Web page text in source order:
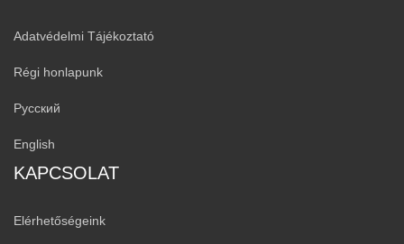
Adatvédelmi Tájékoztató
Régi honlapunk
Русский
English
KAPCSOLAT
Elérhetőségeink